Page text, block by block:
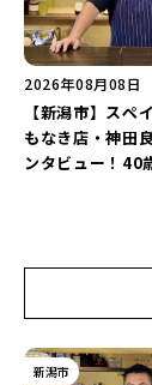
2026年08月08日
【新潟市】スペ
もなき店・神田
ンタビュー！40
新潟市